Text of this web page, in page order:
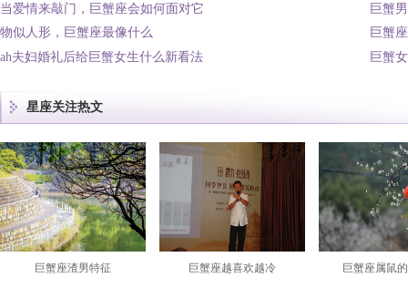
当爱情来敲门，巨蟹座会如何面对它
物似人形，巨蟹座最像什么
ah夫妇婚礼后给巨蟹女生什么新看法
巨蟹
巨蟹
巨蟹
星座关注热文
巨蟹座渣男特征 巨蟹座越喜欢越冷 巨蟹座属鼠